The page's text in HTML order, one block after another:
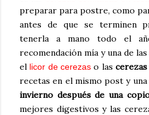
preparar para postre, como
antes de que se terminen
tenerla a mano todo el
recomendación mía y una de
el licor de cerezas o las
recetas en el mismo post y una
invierno después de una
mejores digestivos y las